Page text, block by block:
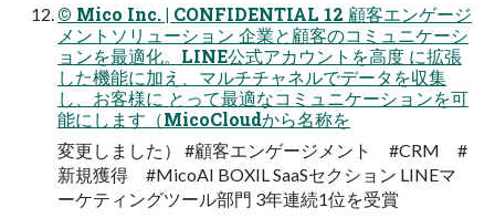
© Mico Inc. | CONFIDENTIAL 12 顧客エンゲージ
メントソリューション 企業と顧客のコミュニケーシ
ョンを最適化。LINE公式アカウントを⾼度 に拡張
した機能に加え、マルチチャネルでデータを収集
し、お客様に とって最適なコミュニケーションを可
能にします（MicoCloudから名称を
変更しました） #顧客エンゲージメント #CRM #
新規獲得 #MicoAI BOXIL SaaSセクション LINEマ
ーケティングツール部⾨ 3年連続1位を受賞